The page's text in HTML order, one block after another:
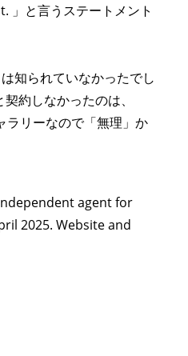
と言うステートメント
知られていなかったでし
約しなかったのは、
リーなので「無理」か
agent for
2025. Website and